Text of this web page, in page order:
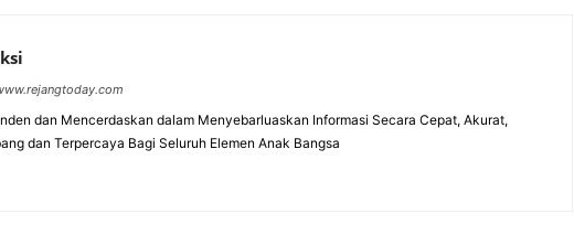
dan Mencerdaskan dalam Menyebarluaskan Informasi Secara Cepat, Akurat,
dan Terpercaya Bagi Seluruh Elemen Anak Bangsa